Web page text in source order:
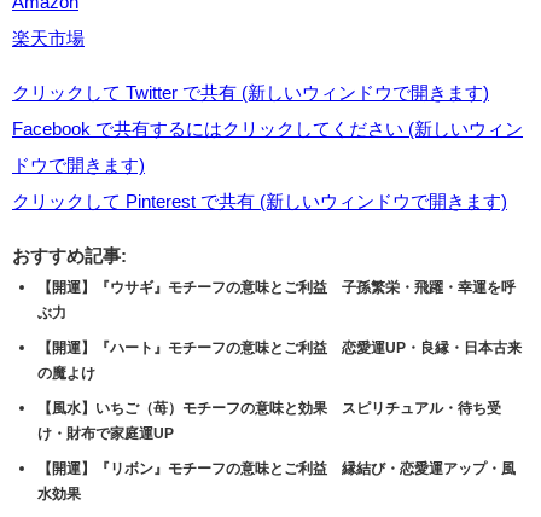
楽天市場
クリックして Twitter で共有 (新しいウィンドウで開きます)
Facebook で共有するにはクリックしてください (新しいウィン
ドウで開きます)
クリックして Pinterest で共有 (新しいウィンドウで開きます)
おすすめ記事:
【開運】『ウサギ』モチーフの意味とご利益 子孫繁栄・飛躍・幸運を呼
ぶ力
【開運】『ハート』モチーフの意味とご利益 恋愛運UP・良縁・日本古来
の魔よけ
【風水】いちご（苺）モチーフの意味と効果 スピリチュアル・待ち受
け・財布で家庭運UP
【開運】『リボン』モチーフの意味とご利益 縁結び・恋愛運アップ・風
水効果